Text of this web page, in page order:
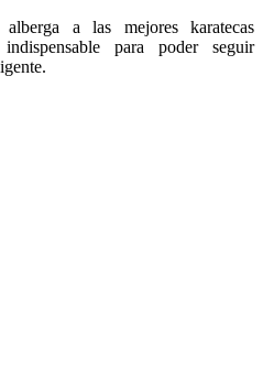
a las mejores karatecas
para poder seguir